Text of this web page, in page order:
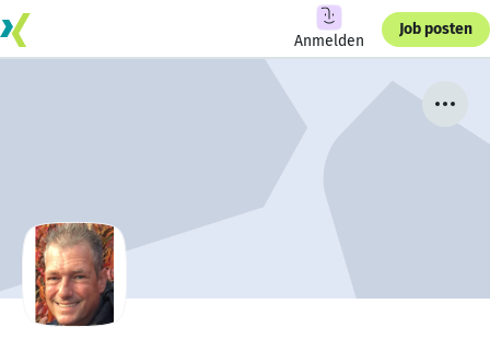
Anmelden
Job posten